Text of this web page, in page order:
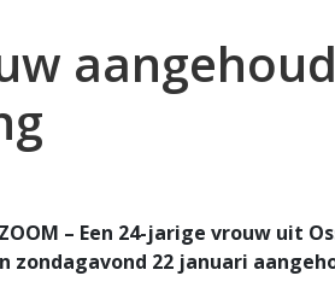
ZOOM – Een 24-jarige vrouw uit
zondagavond 22 januari